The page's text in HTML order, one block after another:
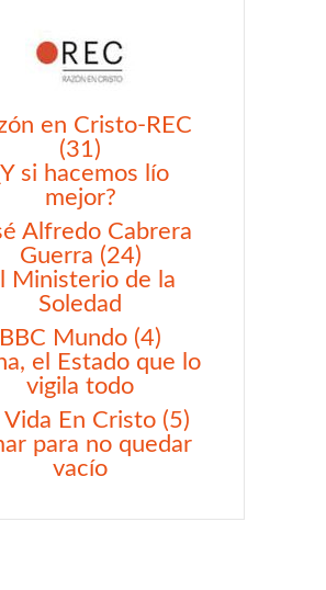
en Cristo-REC
(31)
si hacemos lío
mejor?
Alfredo Cabrera
Guerra (24)
Ministerio de la
Soledad
BBC Mundo (4)
el Estado que lo
vigila todo
Vida En Cristo (5)
para no quedar
vacío